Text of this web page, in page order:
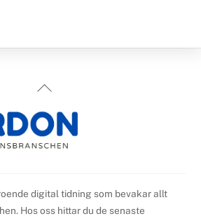
Back
Top
digital tidning som bevakar allt
Hos oss hittar du de senaste